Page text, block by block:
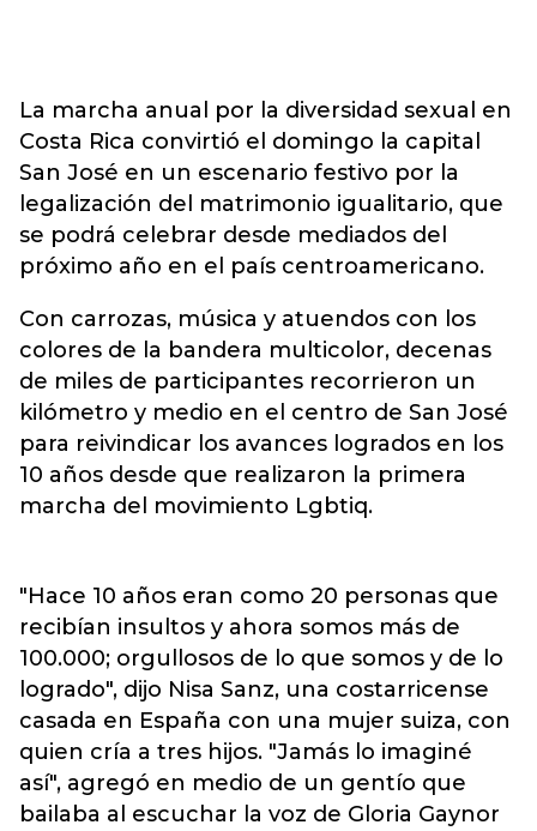
La marcha anual por la diversidad sexual en
Costa Rica convirtió el domingo la capital
San José en un escenario festivo por la
legalización del matrimonio igualitario, que
se podrá celebrar desde mediados del
próximo año en el país centroamericano.
Con carrozas, música y atuendos con los
colores de la bandera multicolor, decenas
de miles de participantes recorrieron un
kilómetro y medio en el centro de San José
para reivindicar los avances logrados en los
10 años desde que realizaron la primera
marcha del movimiento Lgbtiq.
"Hace 10 años eran como 20 personas que
recibían insultos y ahora somos más de
100.000; orgullosos de lo que somos y de lo
logrado", dijo Nisa Sanz, una costarricense
casada en España con una mujer suiza, con
quien cría a tres hijos. "Jamás lo imaginé
así", agregó en medio de un gentío que
bailaba al escuchar la voz de Gloria Gaynor